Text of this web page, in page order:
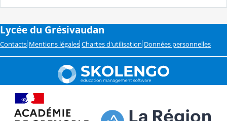
Lycée du Grésivaudan
Contacts Mentions légales Chartes d'utilisation Données personnelles